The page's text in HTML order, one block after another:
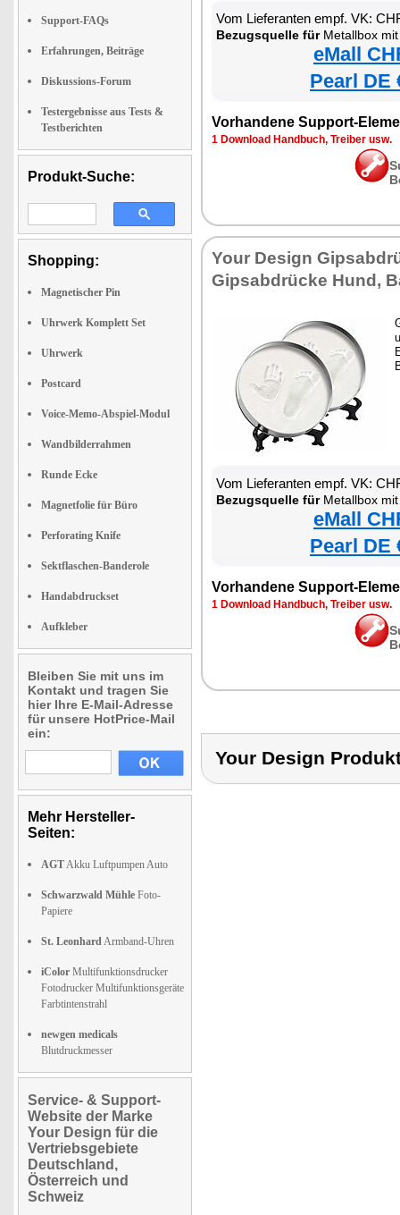
Support-FAQs
Erfahrungen, Beiträge
Diskussions-Forum
Testergebnisse aus Tests &
Testberichten
Produkt-Suche:
Shopping:
Magnetischer Pin
Uhrwerk Komplett Set
Uhrwerk
Postcard
Voice-Memo-Abspiel-Modul
Wandbilderrahmen
Runde Ecke
Magnetfolie für Büro
Perforating Knife
Sektflaschen-Banderole
Handabdruckset
Aufkleber
Bleiben Sie mit uns im
Kontakt und tragen Sie
hier Ihre E-Mail-Adresse
für unsere HotPrice-Mail
ein:
Mehr Hersteller-
Seiten:
AGTAkku Luftpumpen Auto
Schwarzwald Mühle Foto-
Papiere
St. LeonhardArmband-Uhren
iColor Multifunktionsdrucker
Fotodrucker Multifunktionsgeräte
Farbtintenstrahl
newgen medicals
Blutdruckmesser
Service- & Support-
Website der Marke
Your Design für die
Vertriebsgebiete
Deutschland,
Österreich und
Schweiz
Vom Lieferanten empf. VK:
Bezugsquelle fürMetallbox mit
eMall
Pearl DE
Vorhandene Support-
1 Download Handbuch, Treiber usw.
Your Design
Gipsabdrücke Hund,
Vom Lieferanten empf. VK:
Bezugsquelle fürMetallbox mit
eMall
Pearl DE
Vorhandene Support-
1 Download Handbuch, Treiber usw.
Your Design